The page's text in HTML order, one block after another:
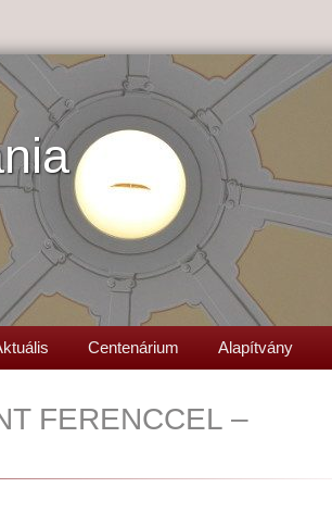
Centenárium Alapítvány
FERENCCEL –